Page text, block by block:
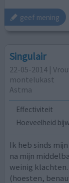
geef mening
Singulair
22-05-2014 |
montelukast
Astma
Effectiviteit
Hoeveelheid
Ik heb sinds
na mijn
weinig klachten.
(hoesten,